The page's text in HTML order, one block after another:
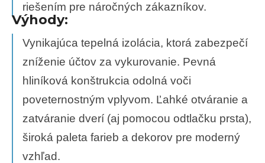
riešením pre náročných zákazníkov.
Výhody:
Vynikajúca tepelná izolácia, ktorá zabezpečí
zníženie účtov za vykurovanie. Pevná
hliníková konštrukcia odolná voči
poveternostným vplyvom. Ľahké otváranie a
zatváranie dverí (aj pomocou odtlačku prsta),
široká paleta farieb a dekorov pre moderný
vzhľad.